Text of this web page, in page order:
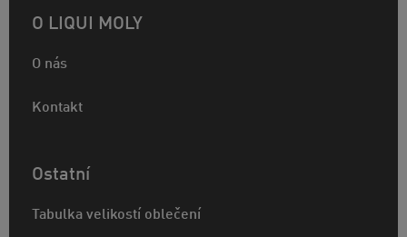
O LIQUI MOLY
O nás
Kontakt
Ostatní
Tabulka velikostí oblečení